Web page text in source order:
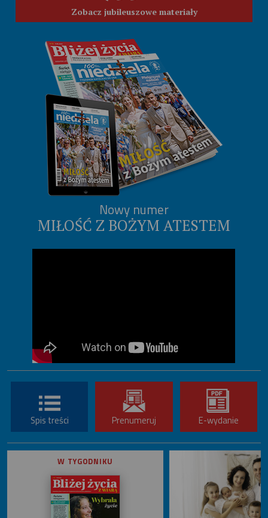
Zobacz jubileuszowe materiały
Nowy numer
MIŁOŚĆ Z BOŻYM ATESTEM
Spis treści Prenumeruj E-wydanie
W TYGODNIKU